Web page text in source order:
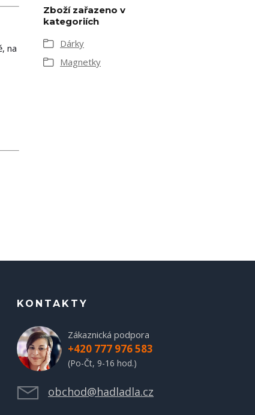
na
Zboží zařazeno v
kategoriích
Dárky
Magnetky
KONTAKTY
Zákaznická podpora
+420 777 976 583
(Po-Čt, 9-16 hod.)
obchod@hadladla.cz